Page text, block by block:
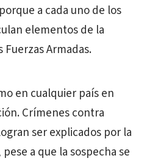
a cada uno de los
elementos de la
Fuerzas Armadas.
en cualquier país en
Crímenes contra
ser explicados por la
a que la sospecha se